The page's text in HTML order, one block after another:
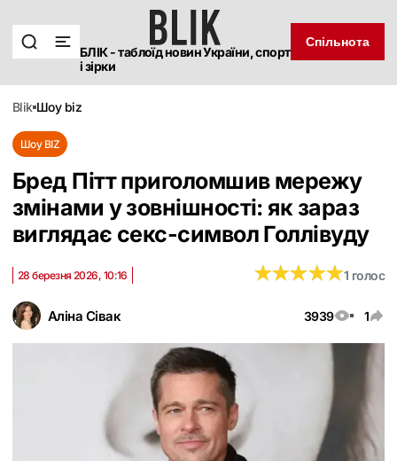
БЛІК - таблоїд новин України, спорт
і зірки
Спільнота
blik шоу biz
Шоу BIZ
Бред Пітт приголомшив мережу
змінами у зовнішності: як зараз
виглядає секс-символ Голлівуду
Аліна Сівак 3939 1
28 березня 2026, 10:16 ★★★★★
★★★★★1 голос